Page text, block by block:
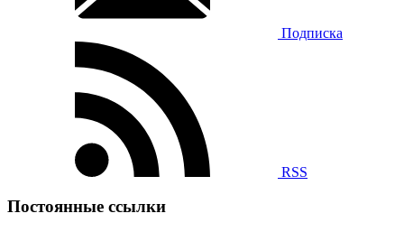
Подписка
RSS
Постоянные ссылки